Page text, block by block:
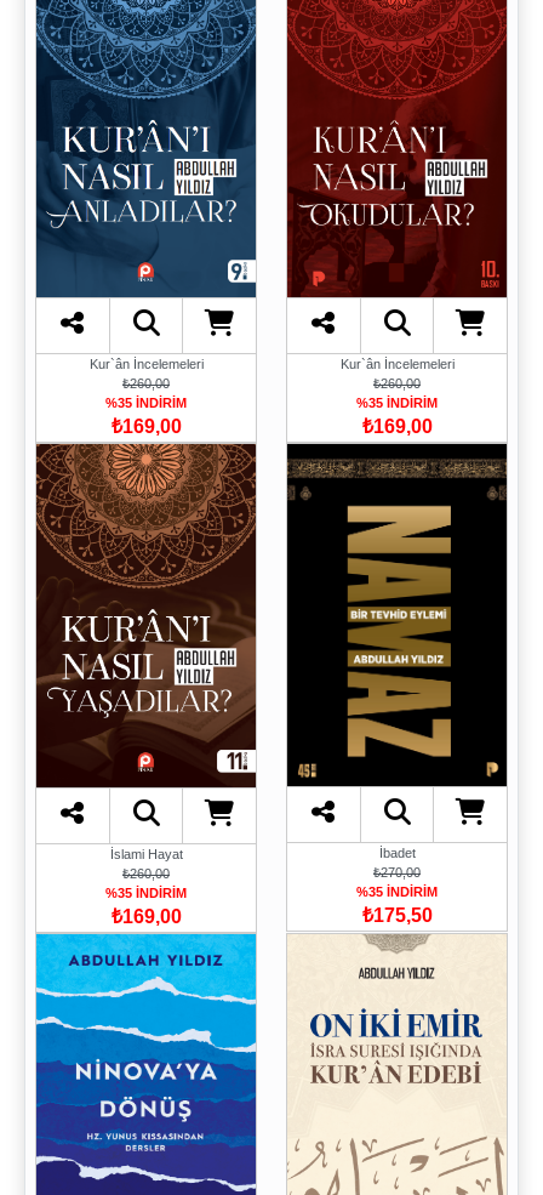
Kur`ân İncelemeleri
₺260,00
%35 İNDİRİM
₺169,00
Kur`ân İncelemeleri
₺260,00
%35 İNDİRİM
₺169,00
İslami Hayat
₺260,00
%35 İNDİRİM
₺169,00
İbadet
₺270,00
%35 İNDİRİM
₺175,50